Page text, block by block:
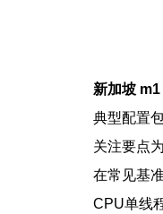
新加坡
典型配置
关注要点
在常见基
CPU单线